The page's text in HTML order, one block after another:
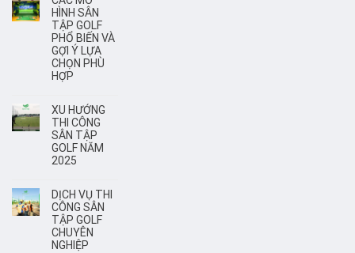
HÌNH SÂN
TẬP GOLF
PHỔ BIẾN VÀ
GỢI Ý LỰA
CHỌN PHÙ
HỢP
XU HƯỚNG
THI CÔNG
SÂN TẬP
GOLF NĂM
2025
DỊCH VỤ THI
CÔNG SÂN
TẬP GOLF
CHUYÊN
NGHIỆP